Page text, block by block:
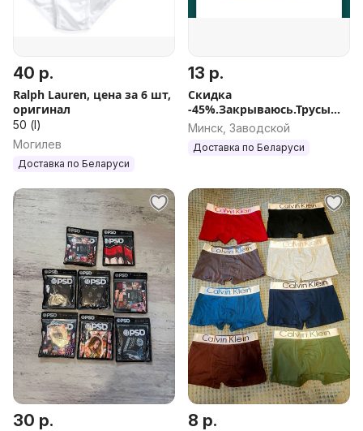
40 р.
Ralph Lauren, цена за 6 шт,
оригинал
50 (l)
Могилев
Доставка по Беларуси
13 р.
Скидка
-45%.Закрываюсь.Трусы
брифы.
Минск, Заводской
Доставка по Беларуси
30 р. 8 р.